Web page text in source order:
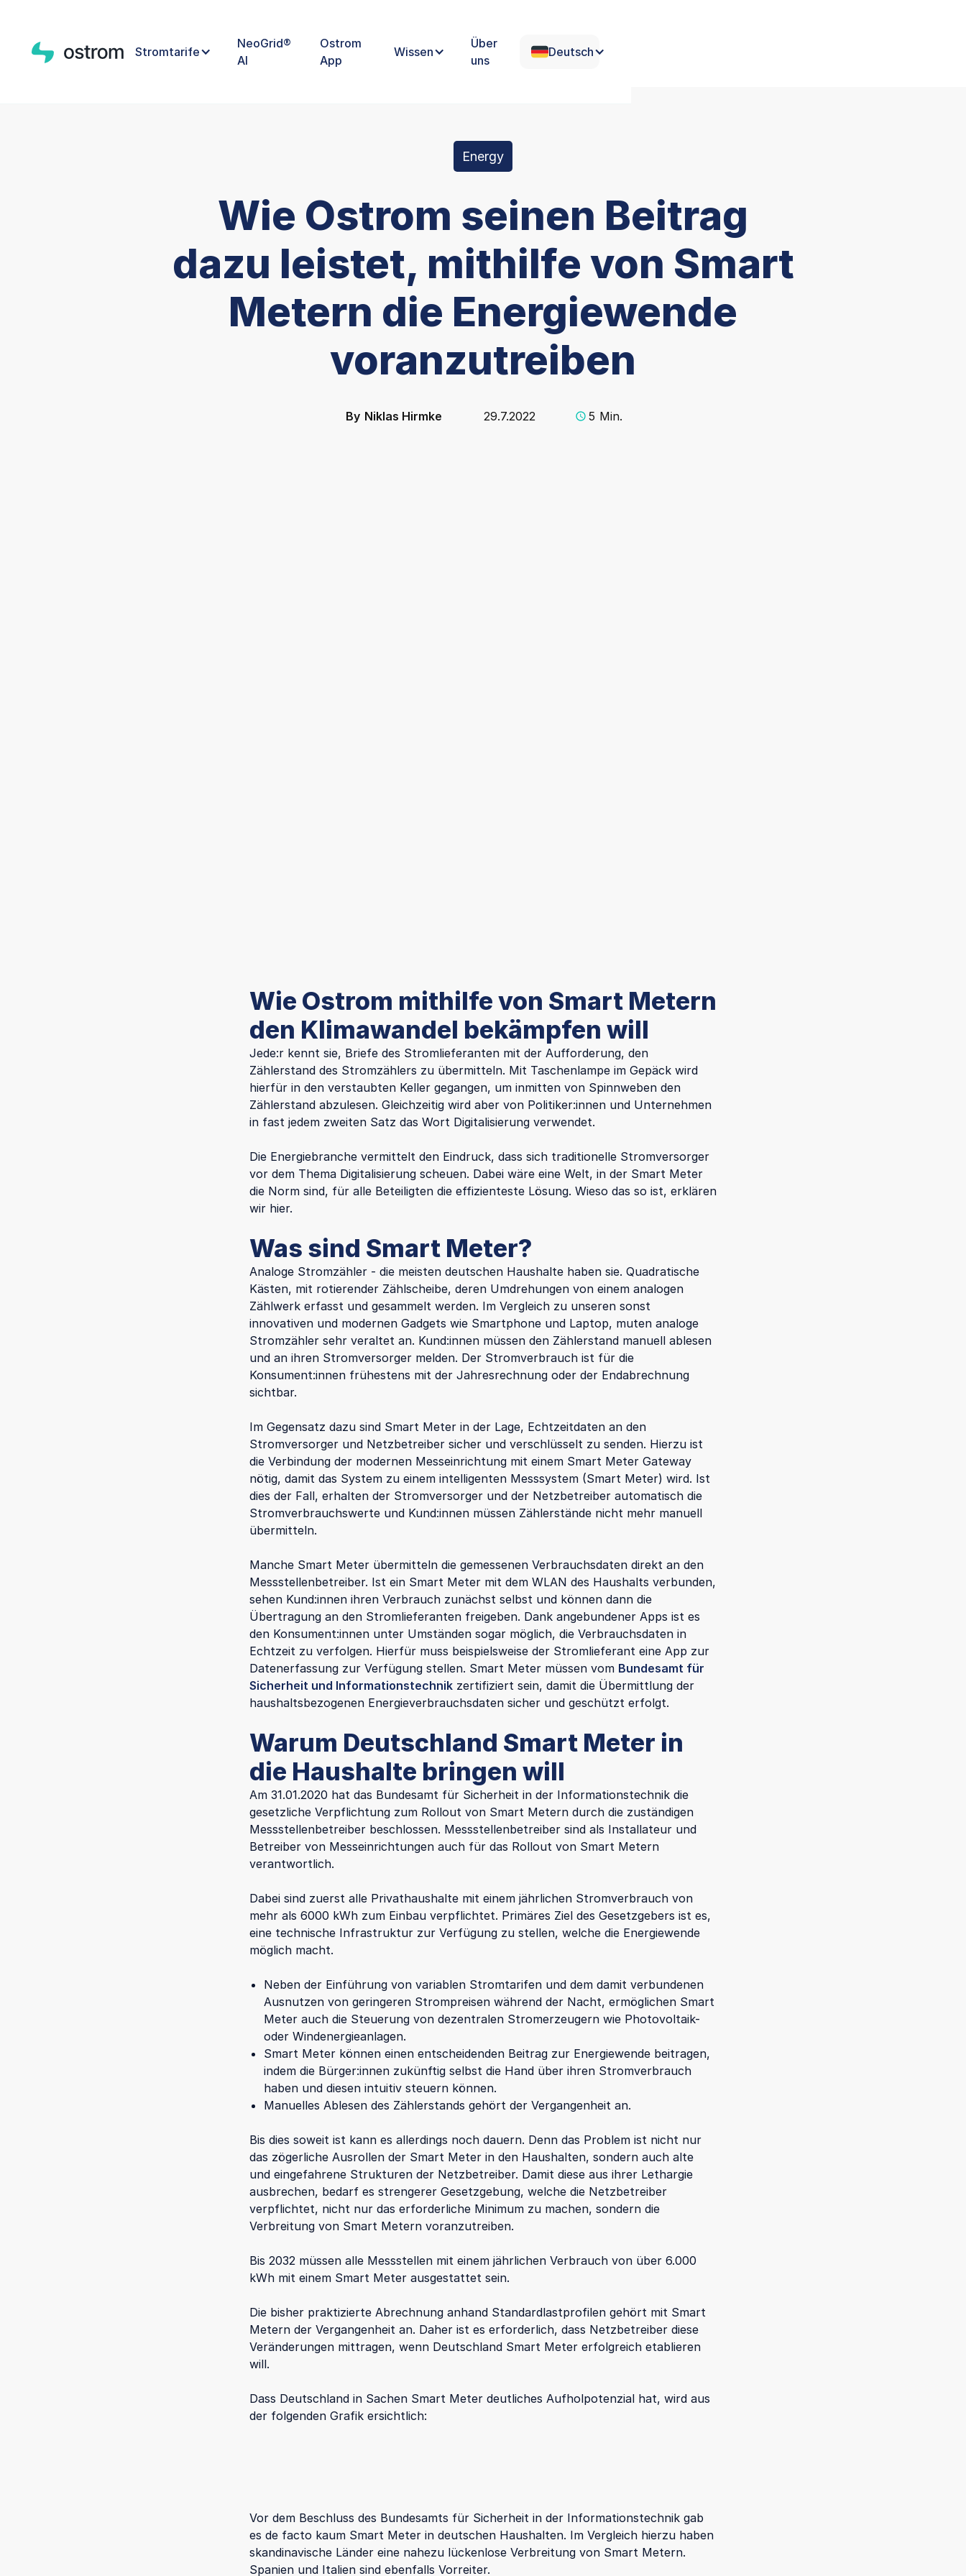
Stromtarife
NeoGrid®
AI
Ostrom
App
Wissen
Über
uns
Deutsch
Energy
Wie Ostrom seinen Beitrag
dazu leistet, mithilfe von Smart
Metern die Energiewende
voranzutreiben
By Niklas Hirmke 29.7.2022 5 Min.
Wie Ostrom mithilfe von Smart Metern
den Klimawandel bekämpfen will
Jede:r kennt sie, Briefe des Stromlieferanten mit der Aufforderung, den
Zählerstand des Stromzählers zu übermitteln. Mit Taschenlampe im Gepäck wird
hierfür in den verstaubten Keller gegangen, um inmitten von Spinnweben den
Zählerstand abzulesen. Gleichzeitig wird aber von Politiker:innen und Unternehmen
in fast jedem zweiten Satz das Wort Digitalisierung verwendet.
Die Energiebranche vermittelt den Eindruck, dass sich traditionelle Stromversorger
vor dem Thema Digitalisierung scheuen. Dabei wäre eine Welt, in der Smart Meter
die Norm sind, für alle Beteiligten die effizienteste Lösung. Wieso das so ist, erklären
wir hier.
Was sind Smart Meter?
Analoge Stromzähler - die meisten deutschen Haushalte haben sie. Quadratische
Kästen, mit rotierender Zählscheibe, deren Umdrehungen von einem analogen
Zählwerk erfasst und gesammelt werden. Im Vergleich zu unseren sonst
innovativen und modernen Gadgets wie Smartphone und Laptop, muten analoge
Stromzähler sehr veraltet an. Kund:innen müssen den Zählerstand manuell ablesen
und an ihren Stromversorger melden. Der Stromverbrauch ist für die
Konsument:innen frühestens mit der Jahresrechnung oder der Endabrechnung
sichtbar.
Im Gegensatz dazu sind Smart Meter in der Lage, Echtzeitdaten an den
Stromversorger und Netzbetreiber sicher und verschlüsselt zu senden. Hierzu ist
die Verbindung der modernen Messeinrichtung mit einem Smart Meter Gateway
nötig, damit das System zu einem intelligenten Messsystem (Smart Meter) wird. Ist
dies der Fall, erhalten der Stromversorger und der Netzbetreiber automatisch die
Stromverbrauchswerte und Kund:innen müssen Zählerstände nicht mehr manuell
übermitteln.
Manche Smart Meter übermitteln die gemessenen Verbrauchsdaten direkt an den
Messstellenbetreiber. Ist ein Smart Meter mit dem WLAN des Haushalts verbunden,
sehen Kund:innen ihren Verbrauch zunächst selbst und können dann die
Übertragung an den Stromlieferanten freigeben. Dank angebundener Apps ist es
den Konsument:innen unter Umständen sogar möglich, die Verbrauchsdaten in
Echtzeit zu verfolgen. Hierfür muss beispielsweise der Stromlieferant eine App zur
Datenerfassung zur Verfügung stellen. Smart Meter müssen vom Bundesamt für
Sicherheit und Informationstechnik zertifiziert sein, damit die Übermittlung der
haushaltsbezogenen Energieverbrauchsdaten sicher und geschützt erfolgt.
Warum Deutschland Smart Meter in
die Haushalte bringen will
Am 31.01.2020 hat das Bundesamt für Sicherheit in der Informationstechnik die
gesetzliche Verpflichtung zum Rollout von Smart Metern durch die zuständigen
Messstellenbetreiber beschlossen. Messstellenbetreiber sind als Installateur und
Betreiber von Messeinrichtungen auch für das Rollout von Smart Metern
verantwortlich.
Dabei sind zuerst alle Privathaushalte mit einem jährlichen Stromverbrauch von
mehr als 6000 kWh zum Einbau verpflichtet. Primäres Ziel des Gesetzgebers ist es,
eine technische Infrastruktur zur Verfügung zu stellen, welche die Energiewende
möglich macht.
Neben der Einführung von variablen Stromtarifen und dem damit verbundenen
Ausnutzen von geringeren Strompreisen während der Nacht, ermöglichen Smart
Meter auch die Steuerung von dezentralen Stromerzeugern wie Photovoltaik-
oder Windenergieanlagen.
Smart Meter können einen entscheidenden Beitrag zur Energiewende beitragen,
indem die Bürger:innen zukünftig selbst die Hand über ihren Stromverbrauch
haben und diesen intuitiv steuern können.
Manuelles Ablesen des Zählerstands gehört der Vergangenheit an.
Bis dies soweit ist kann es allerdings noch dauern. Denn das Problem ist nicht nur
das zögerliche Ausrollen der Smart Meter in den Haushalten, sondern auch alte
und eingefahrene Strukturen der Netzbetreiber. Damit diese aus ihrer Lethargie
ausbrechen, bedarf es strengerer Gesetzgebung, welche die Netzbetreiber
verpflichtet, nicht nur das erforderliche Minimum zu machen, sondern die
Verbreitung von Smart Metern voranzutreiben.
Bis 2032 müssen alle Messstellen mit einem jährlichen Verbrauch von über 6.000
kWh mit einem Smart Meter ausgestattet sein.
Die bisher praktizierte Abrechnung anhand Standardlastprofilen gehört mit Smart
Metern der Vergangenheit an. Daher ist es erforderlich, dass Netzbetreiber diese
Veränderungen mittragen, wenn Deutschland Smart Meter erfolgreich etablieren
will.
Dass Deutschland in Sachen Smart Meter deutliches Aufholpotenzial hat, wird aus
der folgenden Grafik ersichtlich:
Vor dem Beschluss des Bundesamts für Sicherheit in der Informationstechnik gab
es de facto kaum Smart Meter in deutschen Haushalten. Im Vergleich hierzu haben
skandinavische Länder eine nahezu lückenlose Verbreitung von Smart Metern.
Spanien und Italien sind ebenfalls Vorreiter.